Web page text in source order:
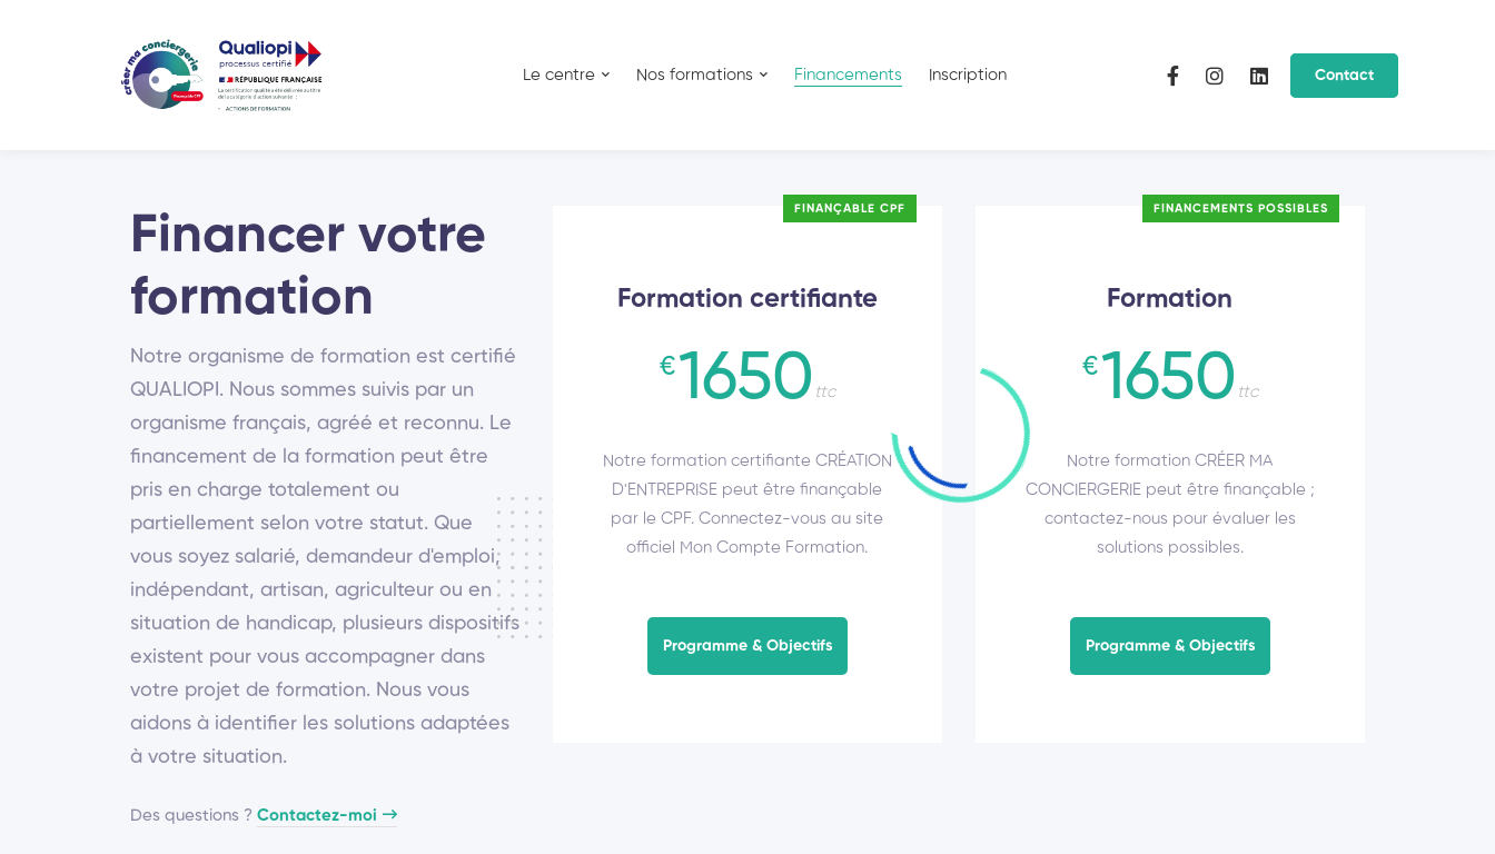
Le centre Nos formations Financements Inscription Contact
Financer votre
formation
Notre organisme de formation est certifié
QUALIOPI. Nous sommes suivis par un
organisme français, agréé et reconnu. Le
financement de la formation peut être
pris en charge totalement ou
partiellement selon votre statut. Que
vous soyez salarié, demandeur d'emploi,
indépendant, artisan, agriculteur ou en
situation de handicap, plusieurs dispositifs
existent pour vous accompagner dans
votre projet de formation. Nous vous
aidons à identifier les solutions adaptées
à votre situation.
Des questions ? Contactez-moi
FINANÇABLE CPF
Formation certifiante
€1650 ttc
Notre formation certifiante CRÉATION
D'ENTREPRISE peut être finançable
par le CPF. Connectez-vous au site
officiel Mon Compte Formation.
Programme & Objectifs
FINANCEMENTS POSSIBLES
Formation
€1650 ttc
Notre formation CRÉER MA
CONCIERGERIE peut être finançable ;
contactez-nous pour évaluer les
solutions possibles.
Programme & Objectifs